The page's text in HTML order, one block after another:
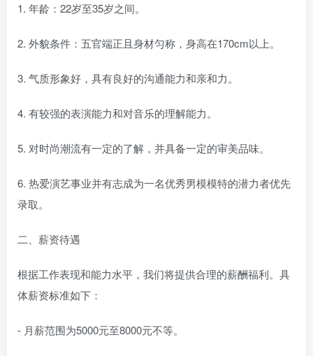
1. 年龄：22岁至35岁之间。
2. 外貌条件：五官端正且身材匀称，身高在170cm以上。
3. 气质形象好，具有良好的沟通能力和亲和力。
4. 有较强的表演能力和对音乐的理解能力。
5. 对时尚潮流有一定的了解，并具备一定的审美品味。
6. 热爱演艺事业并有志成为一名优秀男模模特的潜力者优先
录取。
二、薪资待遇
根据工作表现和能力水平，我们将提供合理的薪酬福利。具
体薪资标准如下：
- 月薪范围为5000元至8000元不等。